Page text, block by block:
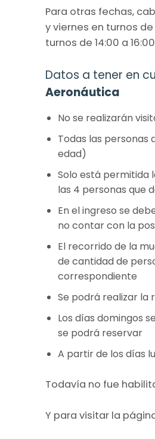
Para otras fechas,
y viernes en turnos de
turnos de 14:00 a
Datos a tener en
Aeronáutica
No se realizarán
Todas las
edad)
Solo está permitida
las 4 personas que
En el ingreso se
no contar con la
El recorrido de la
de cantidad de
correspondiente
Se podrá realizar la
Los días domingos
se podrá reservar
A partir de los días
Todavía no fue
Y para visitar la